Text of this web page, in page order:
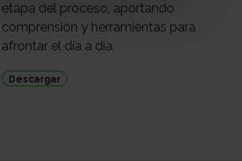
etapa del proceso, aportando
comprensión y herramientas para
afrontar el día a día.
Descargar